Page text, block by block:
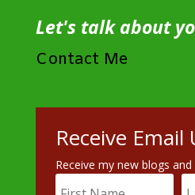
Let's talk about
Contact Me
Receive Email
Receive my new blogs